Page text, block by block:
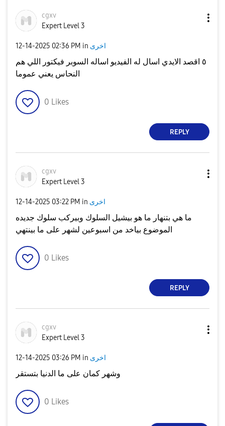
cgxv
Expert Level 3
‎12-14-2025 02:36 PM in اخرى
٥ اقصد الايدي اسال له الفيديو اساله السوبر فيكتور اللي هم
النحاس يعني عموما
0 Likes
REPLY
cgxv
Expert Level 3
‎12-14-2025 03:22 PM in اخرى
ما هي بتنهار ما هو بيشيل السلوك وبيركب سلوك جديده
الموضوع بياخد من اسبوعين لشهر على ما بينتهي
0 Likes
REPLY
cgxv
Expert Level 3
‎12-14-2025 03:26 PM in اخرى
وشهر كمان على ما الدنيا بتستقر
0 Likes